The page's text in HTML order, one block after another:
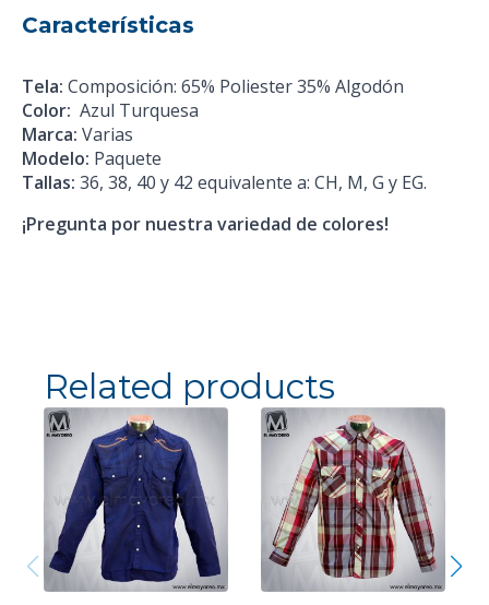
Características
Tela: Composición: 65% Poliester 35% Algodón
Color: Azul Turquesa
Marca: Varias
Modelo: Paquete
Tallas: 36, 38, 40 y 42 equivalente a: CH, M, G y EG.
¡Pregunta por nuestra variedad de colores!
Related products